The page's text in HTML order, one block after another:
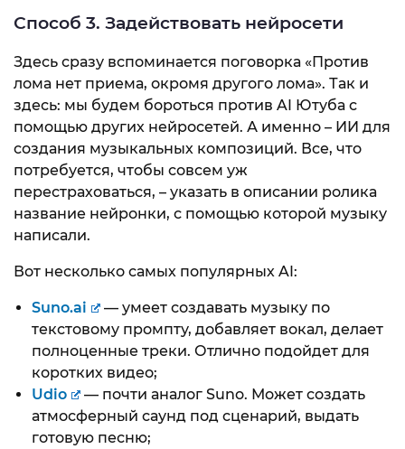
Способ 3. Задействовать нейросети
Здесь сразу вспоминается поговорка «Против
лома нет приема, окромя другого лома». Так и
здесь: мы будем бороться против AI Ютуба с
помощью других нейросетей. А именно – ИИ для
создания музыкальных композиций. Все, что
потребуется, чтобы совсем уж
перестраховаться, – указать в описании ролика
название нейронки, с помощью которой музыку
написали.
Вот несколько самых популярных AI:
Suno.ai
— умеет создавать музыку по
текстовому промпту, добавляет вокал, делает
полноценные треки. Отлично подойдет для
коротких видео;
Udio
— почти аналог Suno. Может создать
атмосферный саунд под сценарий, выдать
готовую песню;